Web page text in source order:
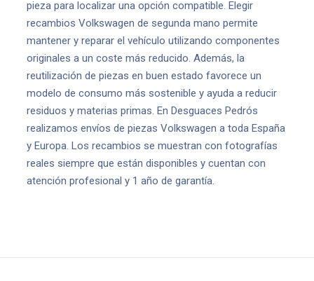
pieza para localizar una opción compatible. Elegir
recambios Volkswagen de segunda mano permite
mantener y reparar el vehículo utilizando componentes
originales a un coste más reducido. Además, la
reutilización de piezas en buen estado favorece un
modelo de consumo más sostenible y ayuda a reducir
residuos y materias primas. En Desguaces Pedrós
realizamos envíos de piezas Volkswagen a toda España
y Europa. Los recambios se muestran con fotografías
reales siempre que están disponibles y cuentan con
atención profesional y 1 año de garantía.